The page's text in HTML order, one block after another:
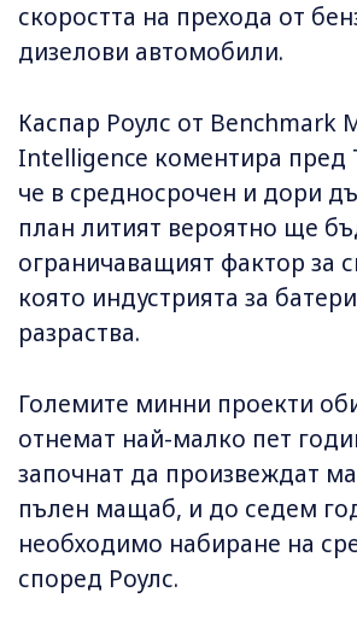
скоростта на прехода от
дизелови автомобили.
Каспар Роулс от Benchmark
Intelligence коментира пред
че в средносрочен и дори
план литият вероятно ще
ограничаващият фактор за
която индустрията за
разраства.
Големите минни проекти
отнемат най-малко пет
започнат да произвеждат
пълен мащаб, и до седем
необходимо набиране на
според Роулс.